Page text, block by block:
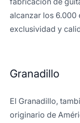
alcanzar los 6.000
exclusividad y
Granadillo
El Granadillo,
originario de